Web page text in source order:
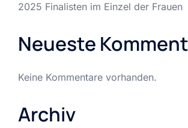
2025 Finalisten im Einzel der Frauen
Neueste
Keine Kommentare vorhanden.
Archiv